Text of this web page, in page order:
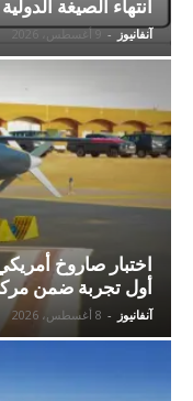
انتهاء الصيغة
آنفانيوز - 9 أغسطس، 2026
اختبار صاروخ
أول تجربة ضمن
آنفانيوز - 8 أغسطس، 2026